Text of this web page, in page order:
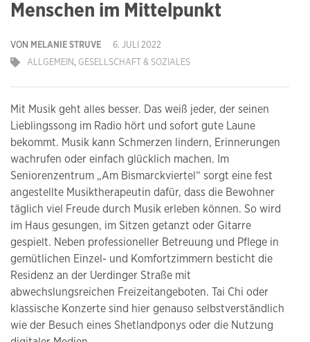
Menschen im Mittelpunkt
VON MELANIE STRUVE
6. JULI 2022
ALLGEMEIN, GESELLSCHAFT & SOZIALES
Mit Musik geht alles besser. Das weiß jeder, der seinen
Lieblingssong im Radio hört und sofort gute Laune
bekommt. Musik kann Schmerzen lindern, Erinnerungen
wachrufen oder einfach glücklich machen. Im
Seniorenzentrum „Am Bismarckviertel“ sorgt eine fest
angestellte Musiktherapeutin dafür, dass die Bewohner
täglich viel Freude durch Musik erleben können. So wird
im Haus gesungen, im Sitzen getanzt oder Gitarre
gespielt. Neben professioneller Betreuung und Pflege in
gemütlichen Einzel- und Komfortzimmern besticht die
Residenz an der Uerdinger Straße mit
abwechslungsreichen Freizeitangeboten. Tai Chi oder
klassische Konzerte sind hier genauso selbstverständlich
wie der Besuch eines Shetlandponys oder die Nutzung